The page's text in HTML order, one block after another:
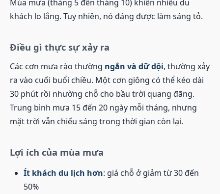
Mùa mưa (tháng 5 đến tháng 10) khiến nhiều du
khách lo lắng. Tuy nhiên, nó đáng được làm sáng tỏ.
Điều gì thực sự xảy ra
Các cơn mưa rào thường ngắn và dữ dội, thường xảy
ra vào cuối buổi chiều. Một cơn giông có thể kéo dài
30 phút rồi nhường chỗ cho bầu trời quang đãng.
Trung bình mưa 15 đến 20 ngày mỗi tháng, nhưng
mặt trời vẫn chiếu sáng trong thời gian còn lại.
Lợi ích của mùa mưa
Ít khách du lịch hơn: giá chỗ ở giảm từ 30 đến
50%